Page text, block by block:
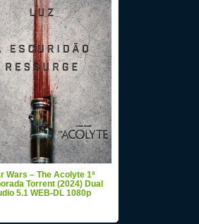
Wars – The Acolyte 1ª
Torrent (2024) Dual
5.1 WEB-DL 1080p